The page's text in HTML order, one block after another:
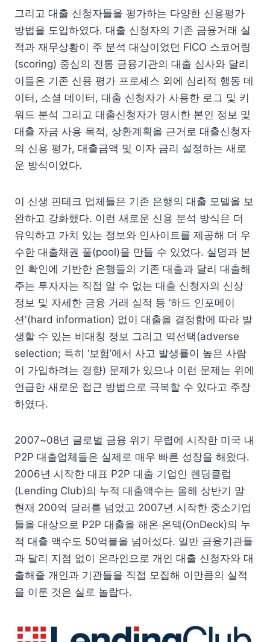
그리고 대출 신청자들을 평가하는 다양한 신용평가
방법을 도입하였다. 대출 신청자의 기존 금융거래 실
적과 재무상황이 주 분석 대상이었던 FICO 스코어링
(scoring) 중심의 전통 금융기관의 대출 심사와 달리
이들은 기존 신용 평가 프로세스 외에 심리적 행동 데
이터, 소셜 데이터, 대출 신청자가 사용한 로그 및 키
워드 분석 그리고 대출신청자가 명시한 본인 정보 및
대출 자금 사용 목적, 상환계획을 근거로 대출신청자
의 신용 평가, 대출금액 및 이자 금리 설정하는 새로
운 방식이었다.
이 신생 핀테크 업체들은 기존 은행의 대출 모델을 보
완하고 강화했다. 이런 새로운 신용 분석 방식은 더
유익하고 가치 있는 정보와 인사이트를 제공해 더 우
수한 대출채권 풀(pool)을 만들 수 있었다. 실명과 본
인 확인에 기반한 은행들의 기존 대출과 달리 대출해
주는 투자자는 직접 알 수 없는 대출 신청자의 신상
정보 및 자세한 금융 거래 실적 등 ‘하드 인포메이
션'(hard information) 없이 대출을 결정함에 따라 발
생할 수 있는 비대칭 정보 그리고 역선택(adverse
selection; 특히 ‘보험’에서 사고 발생률이 높은 사람
이 가입하려는 경향) 문제가 있으나 이런 문제는 위에
언급한 새로운 접근 방법으로 극복할 수 있다고 주장
하였다.
2007~08년 글로벌 금융 위기 무렵에 시작한 미국 내
P2P 대출업체들은 실제로 매우 빠른 성장을 해왔다.
2006년 시작한 대표 P2P 대출 기업인 렌딩클럽
(Lending Club)의 누적 대출액수는 올해 상반기 말
현재 200억 달러를 넘었고 2007년 시작한 중소기업
들을 대상으로 P2P 대출을 해온 온덱(OnDeck)의 누
적 대출 액수도 50억불을 넘어섰다. 일반 금융기관들
과 달리 지점 없이 온라인으로 개인 대출 신청자와 대
출해줄 개인과 기관들을 직접 모집해 이만큼의 실적
을 이룬 것은 실로 놀랍다.